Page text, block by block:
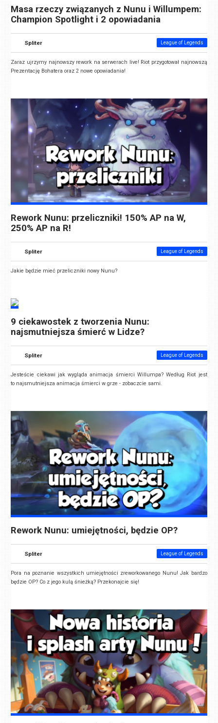
Masa rzeczy związanych z Nunu i Willumpem:
Champion Spotlight i 2 opowiadania
Spliter League of Legends
Zaraz ujrzymy najnowszy rework na serwerach live! Riot przygotował najnowszą
Prezentację Bohatera oraz 2 nowe opowiadania!
Rework Nunu: przeliczniki! 150% AP na W,
250% AP na R!
Spliter League of Legends
Jakie będzie mieć przeliczniki nowy Nunu?
9 ciekawostek z tworzenia Nunu:
najsmutniejsza śmierć w Lidze?
Spliter League of Legends
Jesteście ciekawi jak wygląda animacja śmierci Willumpa? Według Riot jest
to najsmutniejsza animacja śmierci w grze - zobaczcie sami.
Rework Nunu: umiejętności, będzie OP?
Spliter League of Legends
Pora na poznanie wszystkich umiejętności zreworkowanego Nunu! Jak bardzo
będzie OP? Co z jego kulą śnieżką? Przekonajcie się!